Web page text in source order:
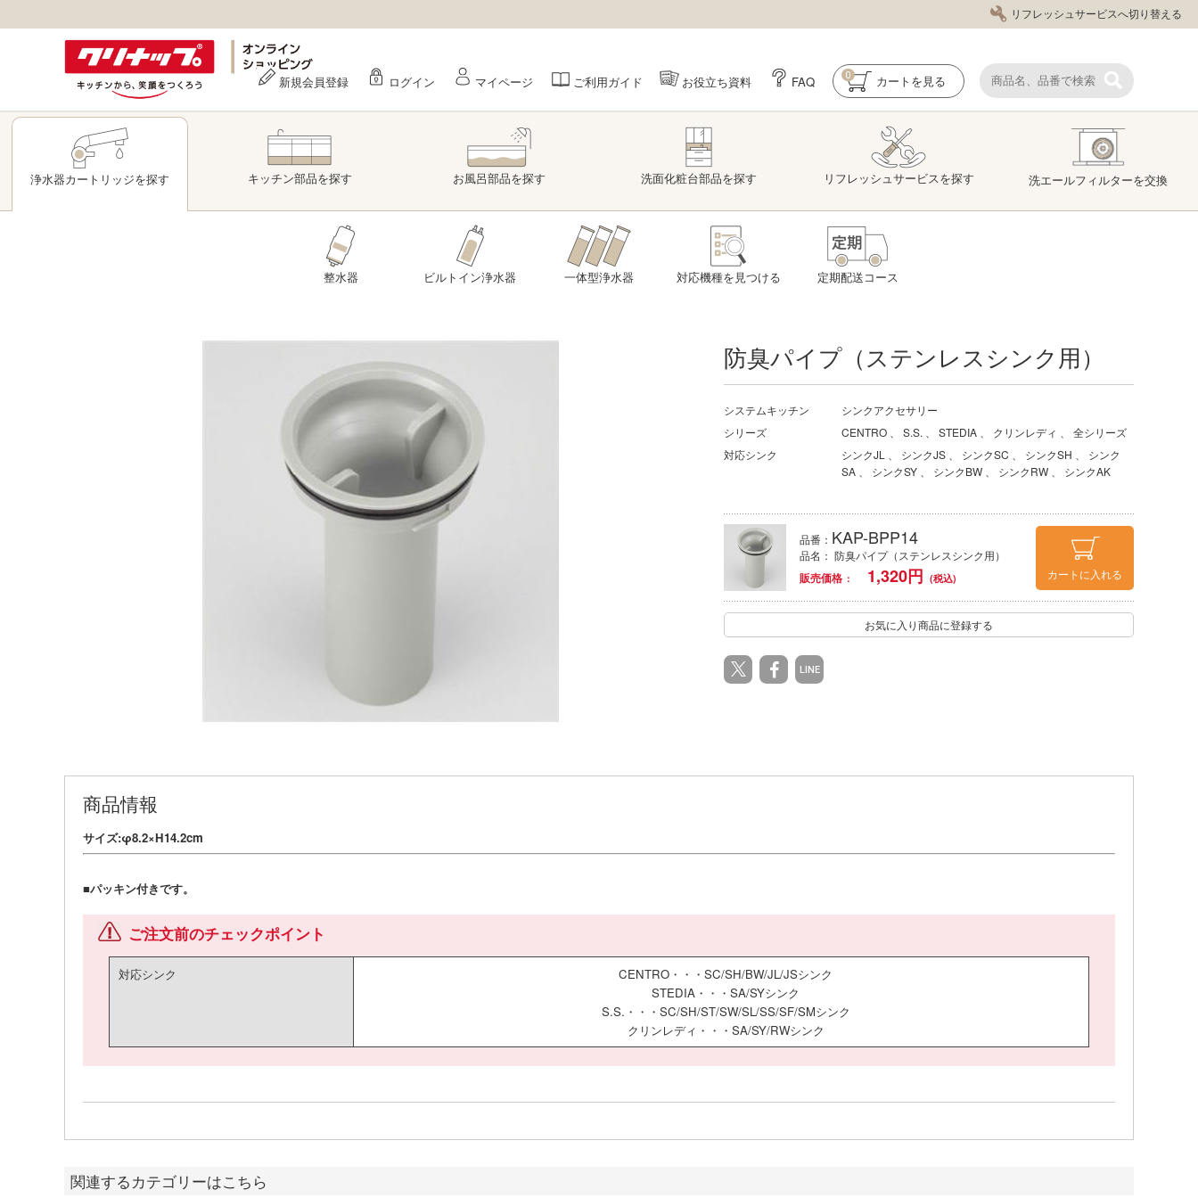
リフレッシュサービスへ切り替える
新規会員登録 ログイン マイページ ご利用ガイド お役立ち資料 FAQ カート を見る
0
浄水器カートリッジを探す キッチン部品を探す お風呂部品を探す 洗面化粧台部品を探す リフレッシュサービスを探す 洗エールフィルターを交換
整水器 ビルトイン浄水器 一体型浄水器 対応機種を見つける 定期配送コース
防臭パイプ（ステンレスシンク用）
システムキッチン
シンクアクセサリー
シリーズ
CENTRO S.S. STEDIA クリンレディ
全シリーズ
対応シンク
シンクJL シンクJS シンクSC シンクSH
シンク
SA
シンクSY シンクBW シンクRW シンクAK
品番： KAP-BPP14
品名： 防臭パイプ（ステンレスシンク用）
販売価格
1,320円 カートに入れる
お気に入り商品に登録する
LINE
商品情報
サイズ:φ8.2×H14.2cm
■パッキン付きです。
ご注文前のチェックポイント
対応シンク
CENTRO・・・SC/SH/BW/JL/JSシンク
STEDIA・・・SA/SYシンク
S.S.・・・SC/SH/ST/SW/SL/SS/SF/SMシンク
クリンレディ・・・SA/SY/RWシンク
関連するカテゴリーはこちら